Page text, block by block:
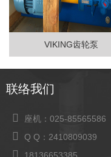
VIKING齿轮泵
联络我们
座机：025-85565586
Q Q：2410809039